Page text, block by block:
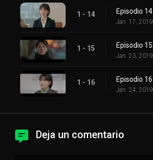
1 - 14 Episodio 14
Jan. 17, 2019
1 - 15 Episodio 15
Jan. 23, 2019
1 - 16 Episodio 16
Jan. 24, 2019
Deja un comentario